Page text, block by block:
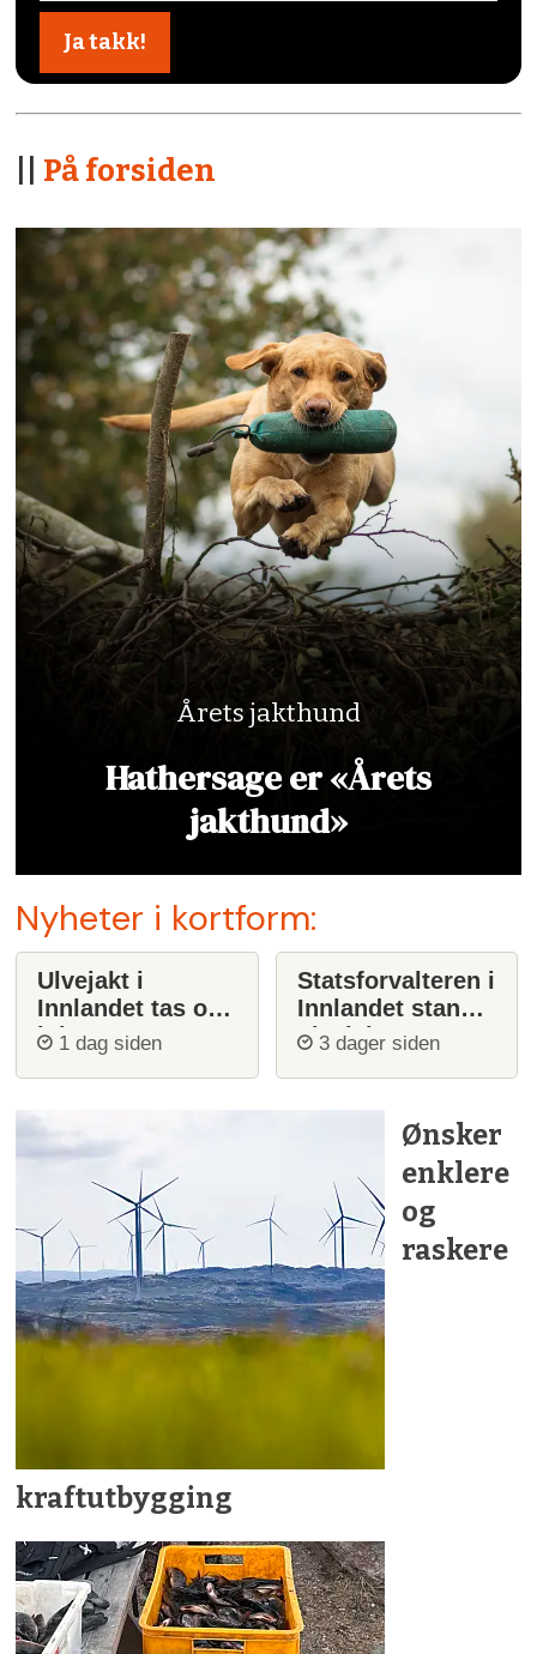
På forsiden
Årets jakthund
Hathersage er «Årets
jakthund»
Nyheter i kortform:
Ulvejakt i
Innlandet tas opp
igjen
1 dag siden
Statsforvalteren i
Innlandet stanser
ulvejakt
3 dager siden
Ønsker
enklere
og
raskere
kraftutbygging